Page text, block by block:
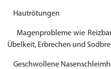
Hautrötungen
Magenprobleme wie
Übelkeit, Erbrechen und
Geschwollene